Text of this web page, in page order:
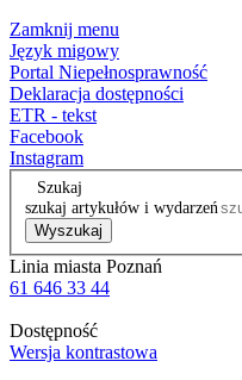
Zamknij menu
Język migowy
Portal Niepełnosprawność
Deklaracja dostępności
ETR - tekst
Facebook
Instagram
Szukaj
szukaj artykułów i wydarzeń
Wyszukaj
Linia miasta Poznań
61 646 33 44
Dostępność
Wersja kontrastowa